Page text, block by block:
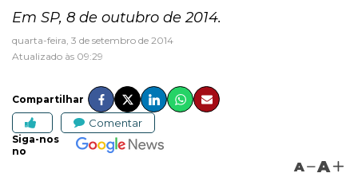
Em SP, 8 de outubro de 2014.
quarta-feira, 3 de setembro de 2014
Atualizado às 09:29
Compartilhar
Comentar
Siga-nos
no
A A